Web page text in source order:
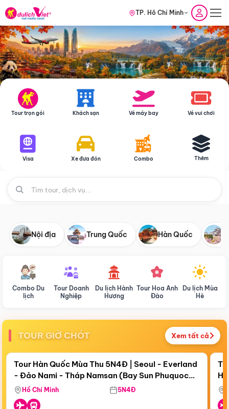
TP. Hồ Chí Minh
Tour trọn gói Khách sạn Vé máy bay Vé vui chơi
Visa Xe đưa đón Combo Thêm
Nội địa Trung Quốc Hàn Quốc
Combo Du
lịch
Tour Doanh
Nghiệp
Du lịch Hành
Hương
Tour Hoa Anh
Đào
Du lịch Mùa
Hè
TOUR GIỜ CHÓT Xem tất cả
Còn18 ngày 17:24:10
Bay Sun Phuquoc Airways
Điểm nổi bật
Tour Hàn Quốc Mùa Thu 5N4Đ | Seoul - Everland
- Đảo Nami - Tháp Namsan (Bay Sun Phuquoc
Airways)
Hồ Chí Minh 5N4Đ